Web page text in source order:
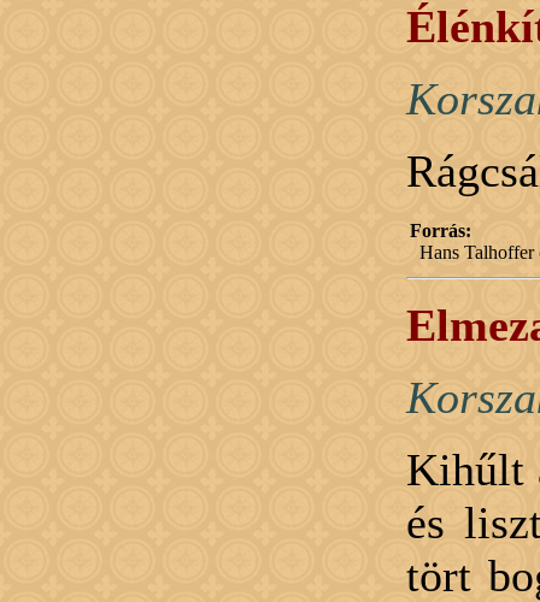
Forrás:
Hans Talhoffer
Kihűlt
és
tört